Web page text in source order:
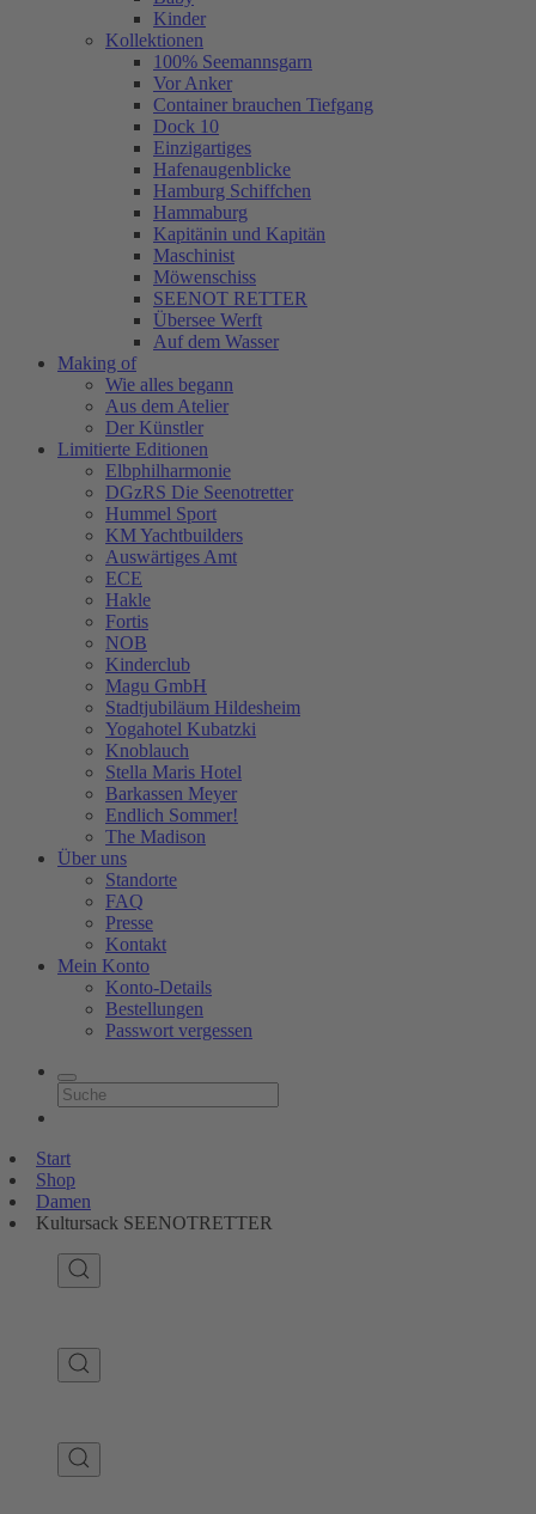
Kinder
Kollektionen
100% Seemannsgarn
Vor Anker
Container brauchen Tiefgang
Dock 10
Einzigartiges
Hafenaugen­blicke
Hamburg Schiffchen
Hammaburg
Kapitänin und Kapitän
Maschinist
Möwenschiss
SEENOT RETTER
Übersee Werft
Auf dem Wasser
Making of
Wie alles begann
Aus dem Atelier
Der Künstler
Limitierte Editionen
Elbphilharmonie
DGzRS Die Seenotretter
Hummel Sport
KM Yachtbuilders
Auswärtiges Amt
ECE
Hakle
Fortis
NOB
Kinderclub
Magu GmbH
Stadtjubiläum Hildesheim
Yogahotel Kubatzki
Knoblauch
Stella Maris Hotel
Barkassen Meyer
Endlich Sommer!
The Madison
Über uns
Standorte
FAQ
Presse
Kontakt
Mein Konto
Konto-Details
Bestellungen
Passwort vergessen
Start
Shop
Damen
Kultursack SEENOTRETTER